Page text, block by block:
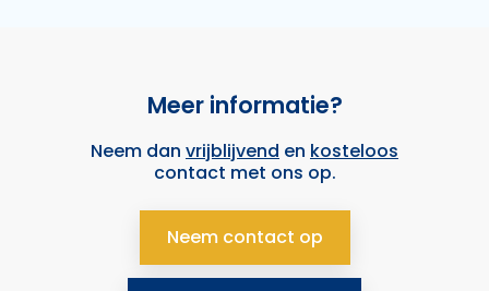
Meer informatie?
Neem dan vrijblijvend en kosteloos
contact met ons op.
Neem contact op